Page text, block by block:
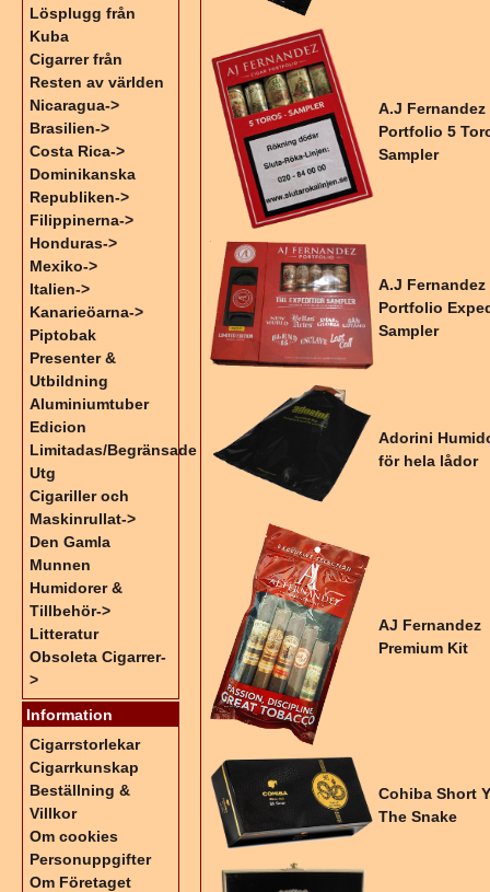
A.J Fernandez
Portfolio 5
Sampler
A.J Fernandez
Portfolio
Sampler
Adorini
för hela lådor
AJ Fernandez
Premium Kit
Cohiba Short
The Snake
Lösplugg från
Kuba
Cigarrer från
Resten av världen
Nicaragua->
Brasilien->
Costa Rica->
Dominikanska
Republiken->
Filippinerna->
Honduras->
Mexiko->
Italien->
Kanarieöarna->
Piptobak
Presenter &
Utbildning
Aluminiumtuber
Edicion
Limitadas/Begränsade
Utg
Cigariller och
Maskinrullat->
Den Gamla
Munnen
Humidorer &
Tillbehör->
Litteratur
Obsoleta Cigarrer-
>
Information
Cigarrstorlekar
Cigarrkunskap
Beställning &
Villkor
Om cookies
Personuppgifter
Om Företaget